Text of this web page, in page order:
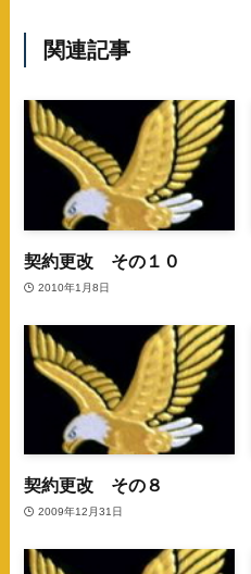
関連記事
契約更改 その１０
2010年1月8日
契約更改 その８
2009年12月31日